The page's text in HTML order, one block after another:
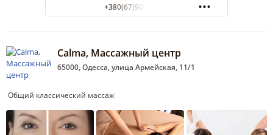
+380(67)900-58-75
Calma, Массажный центр
65000, Одесса, улица Армейская, 11/1
Общий классический массаж